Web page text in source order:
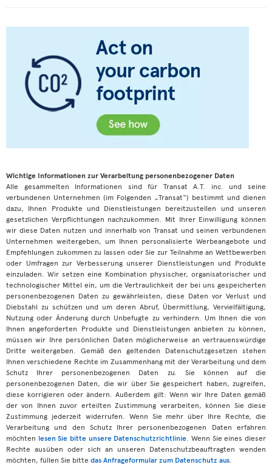
Wichtige Informationen zur Verarbeitung personenbezogener Daten
Alle gesammelten Informationen sind für Transat A.T. inc. und seine
verbundenen Unternehmen (im Folgenden „Transat“) bestimmt und dienen
dazu, Ihnen Produkte und Dienstleistungen bereitzustellen und unseren
gesetzlichen Verpflichtungen nachzukommen. Mit Ihrer Einwilligung können
wir diese Daten nutzen und innerhalb von Transat und seinen verbundenen
Unternehmen weitergeben, um Ihnen personalisierte Werbeangebote und
Empfehlungen zukommen zu lassen oder Sie zur Teilnahme an Wettbewerben
oder Umfragen zur Verbesserung unserer Dienstleistungen und Produkte
einzuladen. Wir setzen eine Kombination physischer, organisatorischer und
technologischer Mittel ein, um die Vertraulichkeit der bei uns gespeicherten
personenbezogenen Daten zu gewährleisten, diese Daten vor Verlust und
Diebstahl zu schützen und um deren Abruf, Übermittlung, Vervielfältigung,
Nutzung oder Änderung durch Unbefugte zu verhindern. Um Ihnen die von
Ihnen angeforderten Produkte und Dienstleistungen anbieten zu können,
müssen wir Ihre persönlichen Daten möglicherweise an vertrauenswürdige
Dritte weitergeben. Gemäß den geltenden Datenschutzgesetzen stehen
Ihnen verschiedene Rechte im Zusammenhang mit der Verarbeitung und dem
Schutz Ihrer personenbezogenen Daten zu. Sie können auf die
personenbezogenen Daten, die wir über Sie gespeichert haben, zugreifen,
diese korrigieren oder ändern. Außerdem gilt: Wenn wir Ihre Daten gemäß
der von Ihnen zuvor erteilten Zustimmung verarbeiten, können Sie diese
Zustimmung jederzeit widerrufen. Wenn Sie mehr über Ihre Rechte, die
Verarbeitung und den Schutz Ihrer personenbezogenen Daten erfahren
möchten lesen Sie bitte unsere Datenschutzrichtlinie . Wenn Sie eines dieser
Rechte ausüben oder sich an unseren Datenschutzbeauftragten wenden
möchten, füllen Sie bitte das Anfrageformular zum Datenschutz aus